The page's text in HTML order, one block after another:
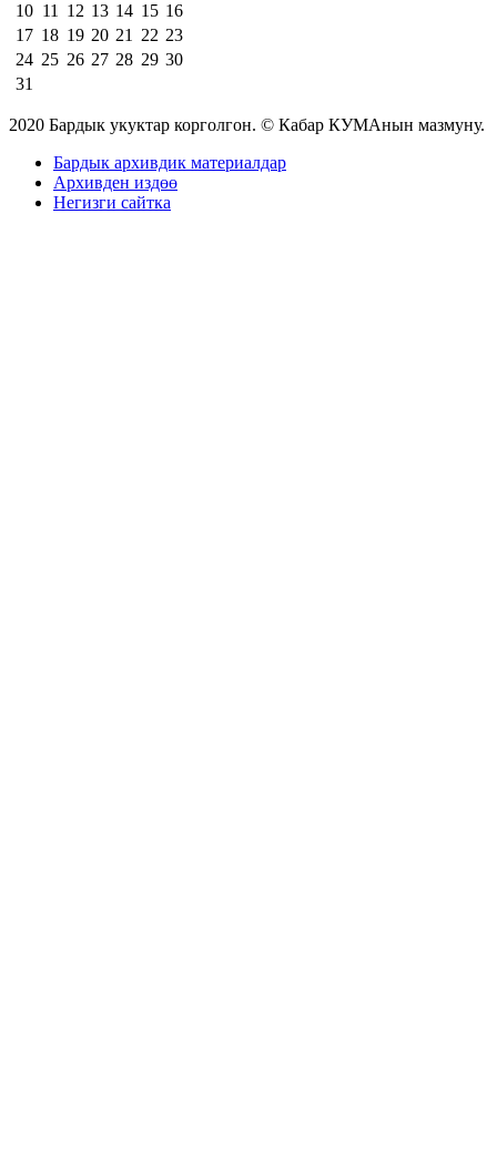
10 11 12 13 14 15 16
17 18 19 20 21 22 23
24 25 26 27 28 29 30
31
2020 Бардык укуктар корголгон. © Кабар КУМАнын мазмуну.
Бардык архивдик материалдар
Архивден издөө
Негизги сайтка